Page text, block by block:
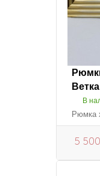
В
Рюмка
5 500